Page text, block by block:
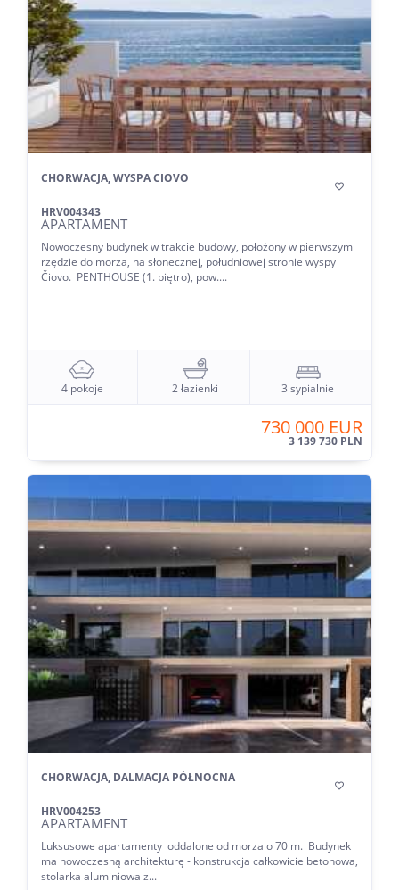
CHORWACJA, WYSPA CIOVO
HRV004343
APARTAMENT

Nowoczesny budynek w trakcie budowy, położony w pierwszym
rzędzie do morza, na słonecznej, południowej stronie wyspy
Čiovo. PENTHOUSE (1. piętro), pow....
4 pokoje 2 łazienki 3 sypialnie
730 000 EUR
3 139 730 PLN
CHORWACJA, DALMACJA PÓŁNOCNA
HRV004253
APARTAMENT

Luksusowe apartamenty oddalone od morza o 70 m. Budynek
ma nowoczesną architekturę - konstrukcja całkowicie betonowa,
stolarka aluminiowa z...